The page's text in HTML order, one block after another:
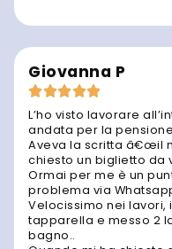
Giovanna P
L’ho visto lavorare
andata per la
Aveva la scritta â€œil
chiesto un biglietto da
Ormai per me è un
problema via
Velocissimo nei lavori,
tapparella e messo 2
bagno..